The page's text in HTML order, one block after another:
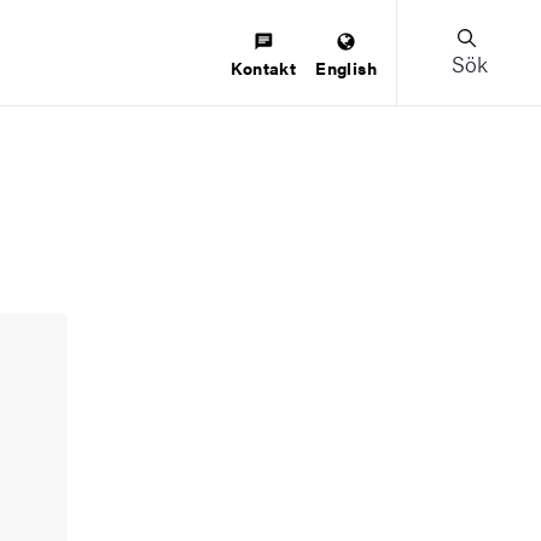
Kontakt English Sök